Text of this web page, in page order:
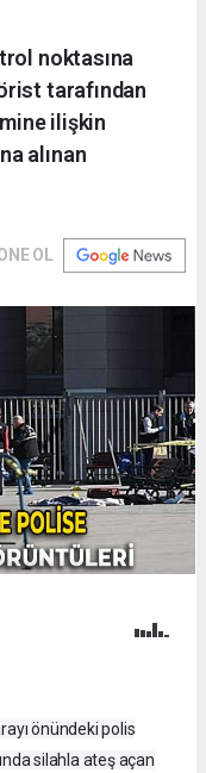
noktasına
tarafından
ilişkin
alınan
OL
önündeki polis
silahla ateş açan